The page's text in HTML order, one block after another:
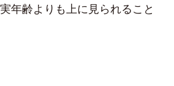
年齢よりも上に見られること